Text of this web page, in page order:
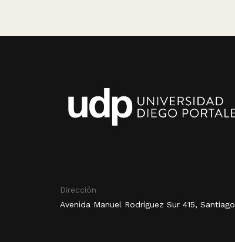
Dirección
Avenida Manuel Rodríguez Sur 415, Santiago